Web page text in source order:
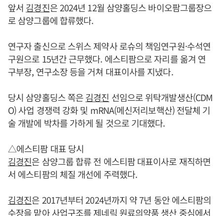
앞서 김경진은 2024년 12월 삼양홀딩스 바이오팜그룹장으
로 삼양그룹에 합류했다.
연구자 출신으로 스위스 제약사 로슈의 책임연구원·수석연
구원으로 15년간 근무했다. 에스티팜으로 자리를 옮겨 연
구부장, 연구소장 등을 거쳐 대표이사를 지냈다.
당시 삼양홀딩스 쪽은김경진 선임으로 위탁개발생산(CDM
O) 사업 경쟁력 강화 및 mRNA(메신저리보핵산) 전달체 기
술 개발에 박차를 가하게 될 것으로 기대했다.
△에스티팜 대표 당시
김경진은 삼양그룹 합류 전 에스티팜 대표이사로 재직하면
서 에스티팜의 체질 개선에 주력했다.
김경진은 2017년부터 2024년까지 약 7년 동안 에스티팜의
수장을 맡아 사업구조를 제네릭 원료의약품 생산 중심에서